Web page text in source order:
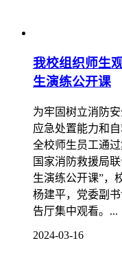
我校组织师生
生演练公开课
为牢固树立消防
应急处置能力和
全校师生员工通
国家消防救援局
生演练公开课”，
杨建平，党委副
告厅集中观看。...
2024-03-16